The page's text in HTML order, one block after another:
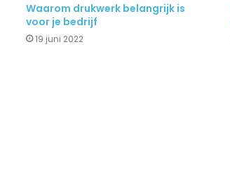
Waarom drukwerk belangrijk is
voor je bedrijf
19 juni 2022